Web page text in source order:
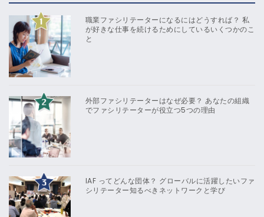
職業ファシリテーターになるにはどうすれば？ 私
が好きな仕事を続けるためにしているいくつかのこ
と
外部ファシリテーターはなぜ必要？ あなたの組織
でファシリテーターが役立つ5つの理由
IAF ってどんな団体？ グローバルに活躍したいファ
シリテーター知るべきネットワークと学び